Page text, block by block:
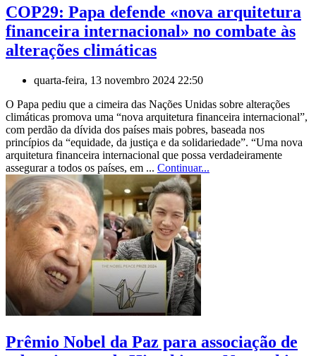
COP29: Papa defende «nova arquitetura
financeira internacional» no combate às
alterações climáticas
quarta-feira, 13 novembro 2024 22:50
O Papa pediu que a cimeira das Nações Unidas sobre alterações
climáticas promova uma “nova arquitetura financeira internacional”,
com perdão da dívida dos países mais pobres, baseada nos
princípios da “equidade, da justiça e da solidariedade”. “Uma nova
arquitetura financeira internacional que possa verdadeiramente
assegurar a todos os países, em ... Continuar...
Prêmio Nobel da Paz para associação de